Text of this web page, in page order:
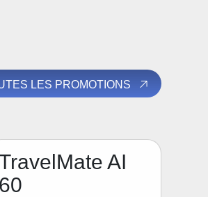
LES PROMOTIONS
AI
60